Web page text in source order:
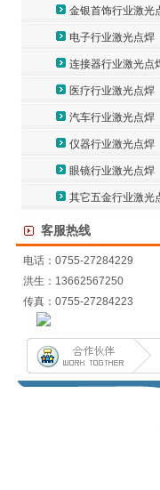
金银首饰行业激光
电子行业激光点焊
连接器行业激光点
医疗行业激光点焊
汽车行业激光点焊
仪器行业激光点焊
眼镜行业激光点焊
其它五金行业激光
客服热线
电话：0755-27284229
洪生：13662567250
传真：0755-27284223